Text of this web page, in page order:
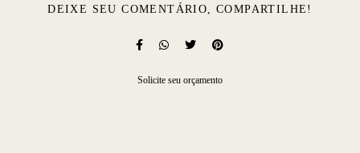
DEIXE SEU COMENTÁRIO, COMPARTILHE!
Solicite seu orçamento